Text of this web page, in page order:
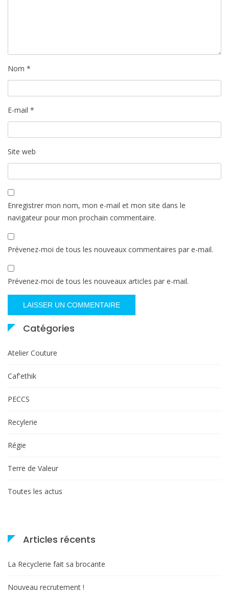
Nom *
E-mail *
Site web
Enregistrer mon nom, mon e-mail et mon site dans le
navigateur pour mon prochain commentaire.
Prévenez-moi de tous les nouveaux commentaires par e-mail.
Prévenez-moi de tous les nouveaux articles par e-mail.
Catégories
Atelier Couture
Caf'ethik
PECCS
Recylerie
Régie
Terre de Valeur
Toutes les actus
Articles récents
La Recyclerie fait sa brocante
Nouveau recrutement !